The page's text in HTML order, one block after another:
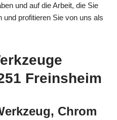
und auf die Arbeit, die Sie
und profitieren Sie von uns als
Freinsheim
Chrom